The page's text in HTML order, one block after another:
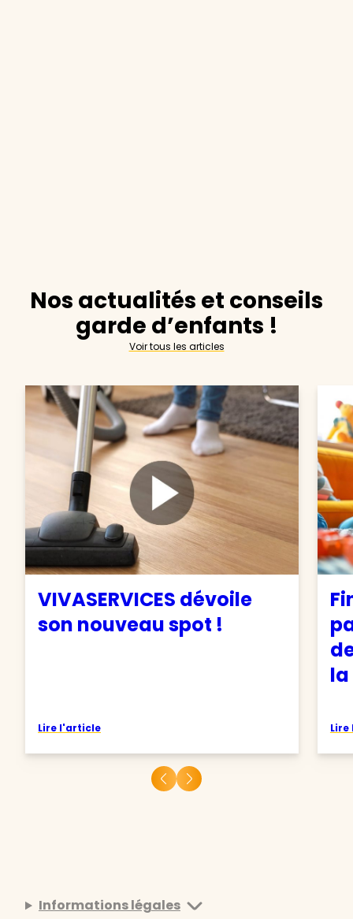
Nos actualités et conseils
garde d’enfants !
Voir tous les articles
VIVASERVICES dévoile
son nouveau spot !
Lire l'article
la
Informations légales